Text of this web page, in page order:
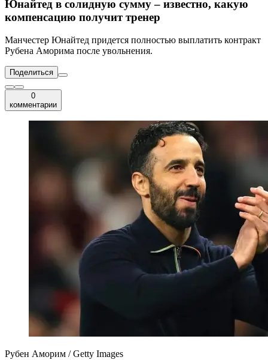
Юнайтед в солидную сумму – известно, какую
компенсацию получит тренер
Манчестер Юнайтед придется полностью выплатить контракт
Рубена Аморима после увольнения.
Поделиться
0
комментарии
Рубен Аморим / Getty Images